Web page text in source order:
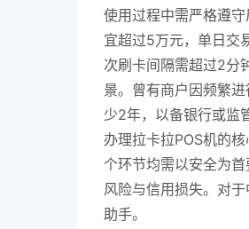
使用过程中需严格遵
宜超过5万元，单日交
次刷卡间隔需超过2分
景。曾有商户因频繁
少2年，以备银行或监
办理拉卡拉POS机的
个环节均需以安全为
风险与信用损失。对
助手。